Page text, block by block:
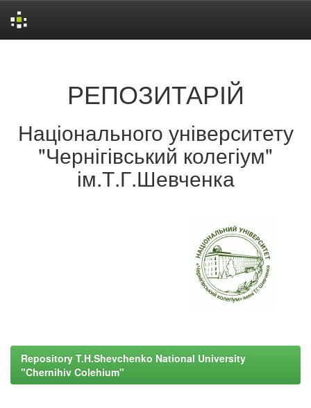
РЕПОЗИТАРІЙ
Національного університету
"Чернігівський колегіум"
ім.Т.Г.Шевченка
Repository T.H.Shevchenko National University
"Chernihiv Colehium"